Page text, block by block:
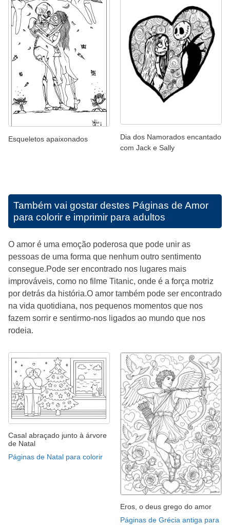
Esqueletos apaixonados
Dia dos Namorados encantado
com Jack e Sally
Também vai gostar destes Páginas de Amor
para colorir e imprimir para adultos
O amor é uma emoção poderosa que pode unir as
pessoas de uma forma que nenhum outro sentimento
consegue.Pode ser encontrado nos lugares mais
improváveis, como no filme Titanic, onde é a força motriz
por detrás da história.O amor também pode ser encontrado
na vida quotidiana, nos pequenos momentos que nos
fazem sorrir e sentirmo-nos ligados ao mundo que nos
rodeia.
Casal abraçado junto à árvore
de Natal
Páginas de Natal para colorir
Eros, o deus grego do amor
Páginas de Grécia antiga para